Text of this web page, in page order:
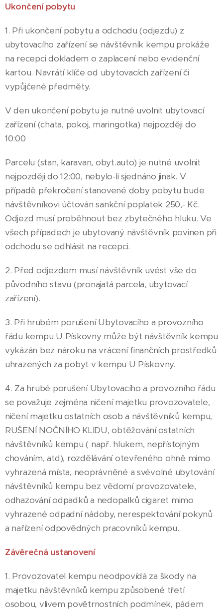
Ukončení pobytu
1. Při ukončení pobytu a odchodu (odjezdu) z
ubytovacího zařízení se návštěvník kempu prokáže
na recepci dokladem o zaplacení nebo evidenční
kartou. Navrátí klíče od ubytovacích zařízení či
vypůjčené předměty.
V den ukončení pobytu je nutné uvolnit ubytovací
zařízení (chata, pokoj, maringotka) nejpozději do
10:00
Parcelu (stan, karavan, obyt.auto) je nutné uvolnit
nejpozději do 12:00, nebylo-li sjednáno jinak. V
případě překročení stanovené doby pobytu bude
návštěvníkovi účtován sankční poplatek 250,- Kč.
Odjezd musí proběhnout bez zbytečného hluku. Ve
všech případech je ubytovaný návštěvník povinen při
odchodu se odhlásit na recepci.
2. Před odjezdem musí návštěvník uvést vše do
původního stavu (pronajatá parcela, ubytovací
zařízení).
3. Při hrubém porušení Ubytovacího a provozního
řádu kempu U Pískovny může být návštěvník kempu
vykázán bez nároku na vrácení finančních prostředků
uhrazených za pobyt v kempu U Pískovny.
4. Za hrubé porušení Ubytovacího a provozního řádu
se považuje zejména ničení majetku provozovatele,
ničení majetku ostatních osob a návštěvníků kempu,
RUŠENÍ NOČNÍHO KLIDU, obtěžování ostatních
návštěvníků kempu ( např. hlukem, nepřístojným
chováním, atd), rozdělávání otevřeného ohně mimo
vyhrazená místa, neoprávněné a svévolné ubytování
návštěvníků kempu bez vědomí provozovatele,
odhazování odpadků a nedopalků cigaret mimo
vyhrazené odpadní nádoby, nerespektování pokynů
a nařízení odpovědných pracovníků kempu.
Závěrečná ustanovení
1. Provozovatel kempu neodpovídá za škody na
majetku návštěvníků kempu způsobené třetí
osobou, vlivem povětrnostních podmínek, pádem